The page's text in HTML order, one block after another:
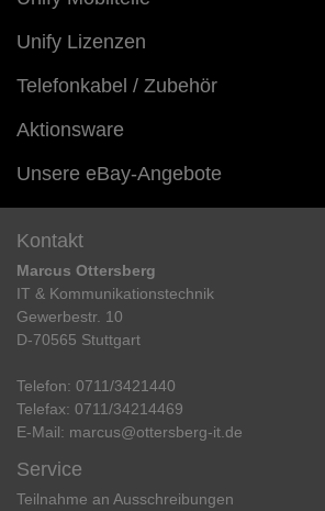
Unify Lizenzen
Telefonkabel / Zubehör
Aktionsware
Unsere eBay-Angebote
Kontakt
Marcus Ottersberg
IT & Kommunikationstechnik
Gewerbestr. 10
D-70565 Stuttgart
Telefon: 0711/3421440
Telefax: 0711/34214469
E-Mail: marcus@ottersberg-it.de
Service
Teilnahme an Ausschreibungen